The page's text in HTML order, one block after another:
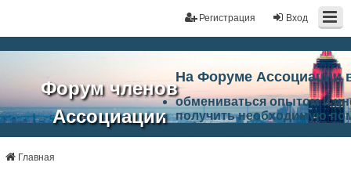
Вход
Регистрация
Форум членов
Ассоциации
На Форуме Ассоциации
обмениваться опытом и
получить необходимую
Главная